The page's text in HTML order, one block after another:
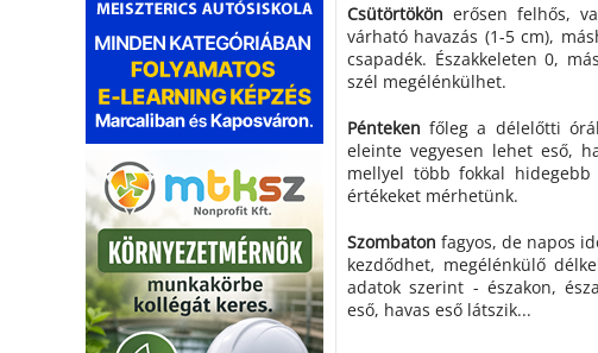
Csütörtökön erősen felhős,
várható havazás (1-5 cm),
csapadék. Északkeleten 0,
szél megélénkülhet.
Péntekenfőleg a délelőtti
eleinte vegyesen lehet eső,
mellyel több fokkal
értékeket mérhetünk.
Szombatonfagyos, de napos
kezdődhet, megélénkülő
adatok szerint - északon,
eső, havas eső látszik...